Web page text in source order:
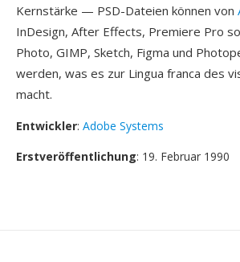
Kernstärke — PSD-Dateien können von
InDesign, After Effects, Premiere Pro
Photo, GIMP, Sketch, Figma und
werden, was es zur Lingua franca des
macht.
Entwickler: Adobe Systems
Erstveröffentlichung: 19. Februar 1990